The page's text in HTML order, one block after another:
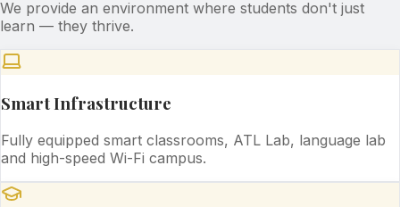
We provide an environment where students don't just
learn — they thrive.
Smart Infrastructure
Fully equipped smart classrooms, ATL Lab, language lab
and high-speed Wi-Fi campus.